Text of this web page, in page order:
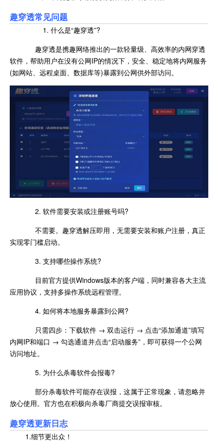
趣穿透常见问题
1. 什么是“趣穿透”?
趣穿透是携趣网络推出的一款轻量级、高效率的内网穿透
软件，帮助用户在没有公网IP的情况下，安全、稳定地将内网服务
(如网站、远程桌面、数据库等)暴露到公网供外部访问。
2. 软件需要安装或注册账号吗?
不需要。趣穿透解压即用，无需要安装和账户注册，真正
实现零门槛启动。
3. 支持哪些操作系统?
目前官方提供Windows版本的客户端，同时兼容各大主流
应用协议，支持多操作系统远程管理。
4. 如何将本地服务暴露到公网?
只需四步：下载软件 → 双击运行 → 点击“添加通道”填写
内网IP和端口 → 勾选通道并点击“启动服务”，即可获得一个公网
访问地址。
5. 为什么杀毒软件会报毒?
部分杀毒软件可能存在误报，这属于正常现象，请忽略并
放心使用。官方也在积极向杀毒厂商提交误报审核。
趣穿透更新日志
1.细节更出众！